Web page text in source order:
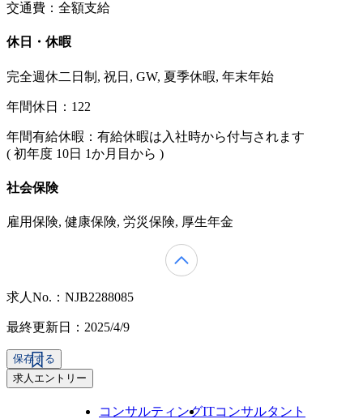
交通費：全額支給
休日・休暇
完全週休二日制, 祝日, GW, 夏季休暇, 年末年始
年間休日：122
年間有給休暇：有給休暇は入社時から付与されます
( 初年度 10日 1か月目から )
社会保険
雇用保険, 健康保険, 労災保険, 厚生年金
求人No.：NJB2288085
最終更新日：2025/4/9
保存する
求人エントリー
コンサルティングITコンサルタント